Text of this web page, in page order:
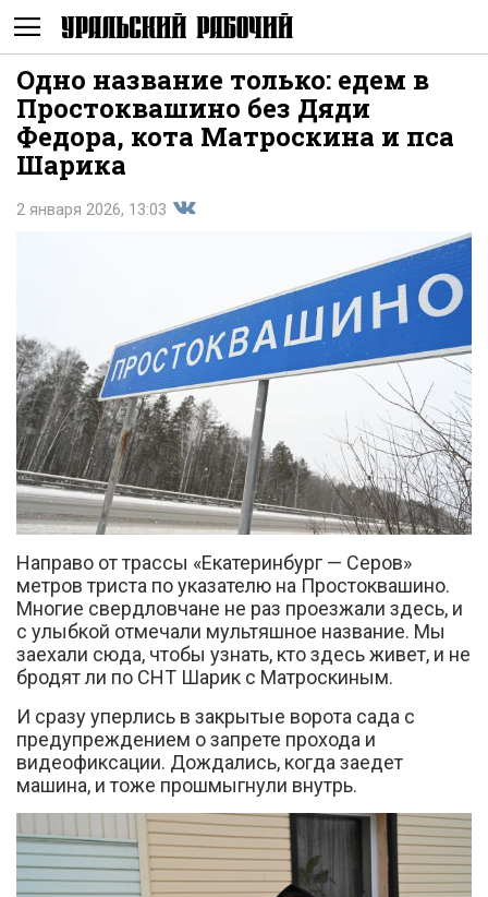
Не
показывать
Одно название только: едем в
Простоквашино без Дяди
Федора, кота Матроскина и пса
Шарика
2 января 2026, 13:03
Поделиться
во
Вконтакте
Направо от трассы «Екатеринбург — Серов»
метров триста по указателю на Простоквашино.
Многие свердловчане не раз проезжали здесь, и
с улыбкой отмечали мультяшное название. Мы
заехали сюда, чтобы узнать, кто здесь живет, и не
бродят ли по СНТ Шарик с Матроскиным.
И сразу уперлись в закрытые ворота сада с
предупреждением о запрете прохода и
видеофиксации. Дождались, когда заедет
машина, и тоже прошмыгнули внутрь.